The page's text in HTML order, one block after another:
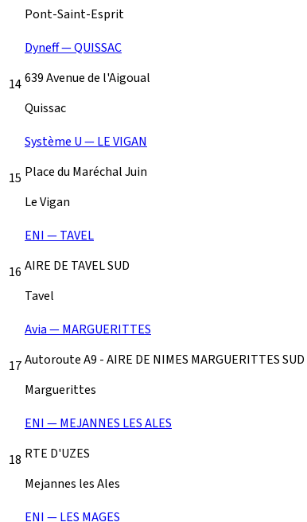
Pont-Saint-Esprit
14
Dyneff — QUISSAC
639 Avenue de l'Aigoual
Quissac
15
Système U — LE VIGAN
Place du Maréchal Juin
Le Vigan
16
ENI — TAVEL
AIRE DE TAVEL SUD
Tavel
17
Avia — MARGUERITTES
Autoroute A9 - AIRE DE NIMES MARGUERITTES SUD
Marguerittes
18
ENI — MEJANNES LES ALES
RTE D'UZES
Mejannes les Ales
ENI — LES MAGES